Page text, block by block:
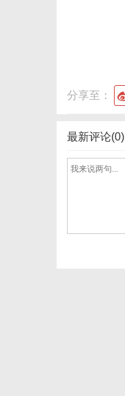
分享至：
最新评论(0)